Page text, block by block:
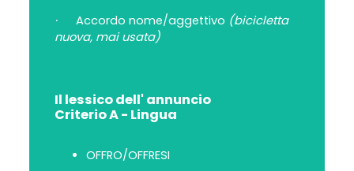
·
Accordo nome/aggettivo (bicicletta
nuova, mai usata)
Il lessico dell' annuncio
Criterio A - Lingua
OFFRO/OFFRESI